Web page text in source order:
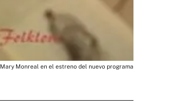
Mary Monreal en el estreno del nuevo programa